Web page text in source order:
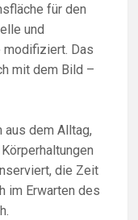
für den
und
modifiziert. Das
mit dem Bild –
aus dem Alltag,
die Zeit
im Erwarten des